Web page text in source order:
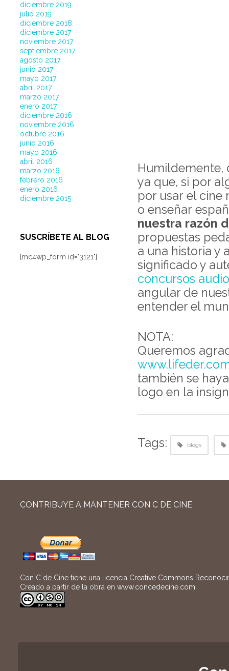
diciembre 2019
julio 2019
diciembre 2018
diciembre 2017
noviembre 2017
septiembre 2017
agosto 2017
junio 2017
mayo 2017
abril 2017
marzo 2017
enero 2017
diciembre 2016
noviembre 2016
octubre 2016
junio 2016
mayo 2016
abril 2016
marzo 2016
febrero 2016
enero 2016
diciembre 2015
SUSCRÍBETE AL BLOG
[mc4wp_form id="3121"]
Humildemente,
ya que, si por
por usar el cine
o enseñar
nuestra razón
propuestas
a una historia y
significado y
concursos
angular de
entender el
NOTA:
Queremos
también se
logo en la
Tags: blogs
CONTRIBUYE A MANTENER CON C DE CINE
Con C de Cine tiene una licencia Creative Commons
Creado a partir de la obra enwww.concedecine.com